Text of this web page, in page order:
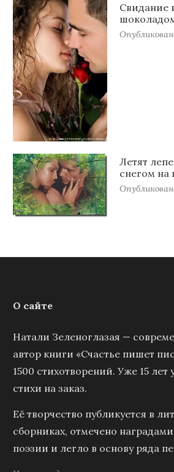
Свидание
Летят
снегом на
О сайте
Натали Зеленоглазая —
автор книги «Счастье пишет
1500 стихотворений. Уже 15 лет
стихи на заказ.
Её творчество публикуется в
сборниках, отмечено
поэзии и легло в основу ряда